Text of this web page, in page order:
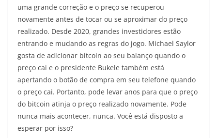
uma grande correção e o preço se recuperou
novamente antes de tocar ou se aproximar do preço
realizado. Desde 2020, grandes investidores estão
entrando e mudando as regras do jogo. Michael Saylor
gosta de adicionar bitcoin ao seu balanço quando o
preço cai e o presidente Bukele também está
apertando o botão de compra em seu telefone quando
o preço cai. Portanto, pode levar anos para que o preço
do bitcoin atinja o preço realizado novamente. Pode
nunca mais acontecer, nunca. Você está disposto a
esperar por isso?